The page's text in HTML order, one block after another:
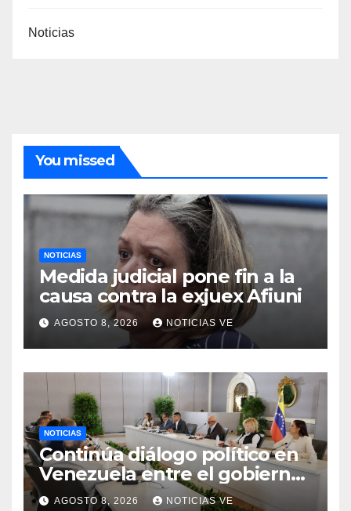
Noticias
You missed
NOTICIAS
Medida judicial pone fin a la
causa contra la exjuex Afiuni
AGOSTO 8, 2026 NOTICIAS VE
NOTICIAS
Continúa diálogo político en
Venezuela entre el gobierno
y la oposición
AGOSTO 8, 2026 NOTICIAS VE